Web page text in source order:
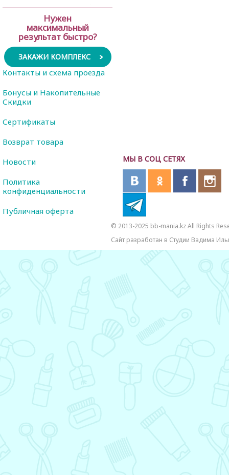
Нужен
максимальный
результат быстро?
ЗАКАЖИ КОМПЛЕКС
МЫ В СОЦ СЕТЯХ
Контакты и схема проезда
Бонусы и Накопительные
Скидки
Сертификаты
Возврат товара
Новости
Политика
конфиденциальности
Публичная оферта
© 2013-2025 bb-mania.kz All Rights
Сайт разработан в Студии Вадима